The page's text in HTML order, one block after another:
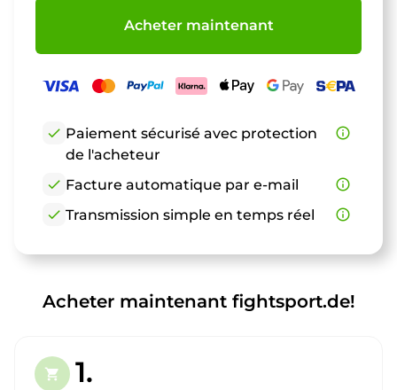
Acheter maintenant
check Paiement sécurisé avec protection
de l'acheteur
info_outline
check Facture automatique par e-mail
info_outline
check Transmission simple en temps réel info_outline
Acheter maintenant fightsport.de!
shopping_cart 1.